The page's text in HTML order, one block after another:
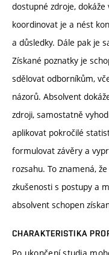
dostupné zdroje,
koordinovat je a nést
a důsledky. Dále pak je
Získané poznatky je
sdělovat odborníkům,
názorů. Absolvent
zdroji, samostatně
aplikovat pokročilé
formulovat závěry a
rozsahu. To znamená,
zkušenosti s postupy a
absolvent schopen
CHARAKTERISTIKA